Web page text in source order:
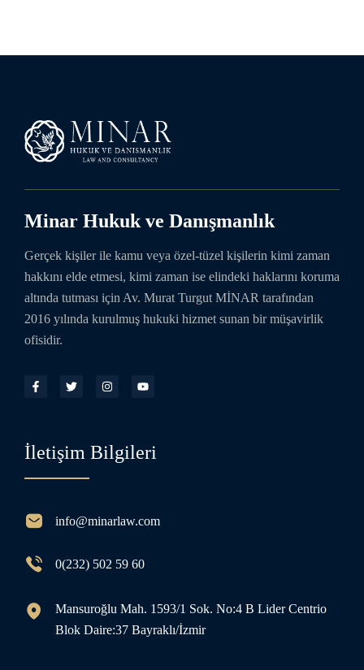
Minar Hukuk ve Danışmanlık
Gerçek kişiler ile kamu veya özel-tüzel kişilerin kimi zaman
hakkını elde etmesi, kimi zaman ise elindeki haklarını koruma
altında tutması için Av. Murat Turgut MİNAR tarafından
2016 yılında kurulmuş hukuki hizmet sunan bir müşavirlik
ofisidir.
İletişim Bilgileri
info@minarlaw.com
0(232) 502 59 60
Mansuroğlu Mah. 1593/1 Sok. No:4 B Lider Centrio
Blok Daire:37 Bayraklı/İzmir